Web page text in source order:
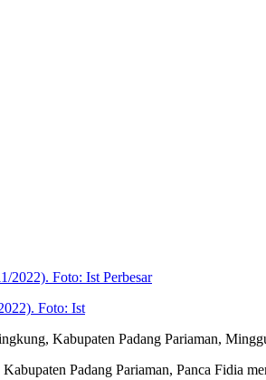
Perbesar
Foto: Ist
Kabupaten Padang Pariaman,
Padang Pariaman, Panca Fidia